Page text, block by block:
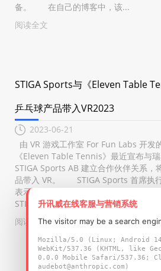
备。 在自己的博客中，该...
阅读全文
STIGA Sports与《Eleven Table
乒乓球产品带入VR2023
2023-06-21
由 VR 游戏工作室 For Fun Labs 开发
《Eleven Table Tennis》最近宣布与
STIGA Sports AB 建立合作伙伴关系，
品带入 VR。 STIGA Sports 首席执
表示：“我们很高兴向《Eleven Table
STIGA...
阅读全文
升讯威在线客服与营销系统
The visitor may be a search
Mozilla/5.0 (Linux; Android
WebKit/537.36 (KHTML, like
0.0.0 Mobile Safari/537.36;
audebot@anthropic.com)